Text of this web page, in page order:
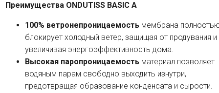
Преимущества ONDUTISS BASIC A
100% ветронепроницаемость мембрана
блокирует холодный ветер, защищая от продувания и
увеличивая энергоэффективность дома.
Высокая паропроницаемость материал позволяет
водяным парам свободно выходить изнутри,
предотвращая образование конденсата и сырости.